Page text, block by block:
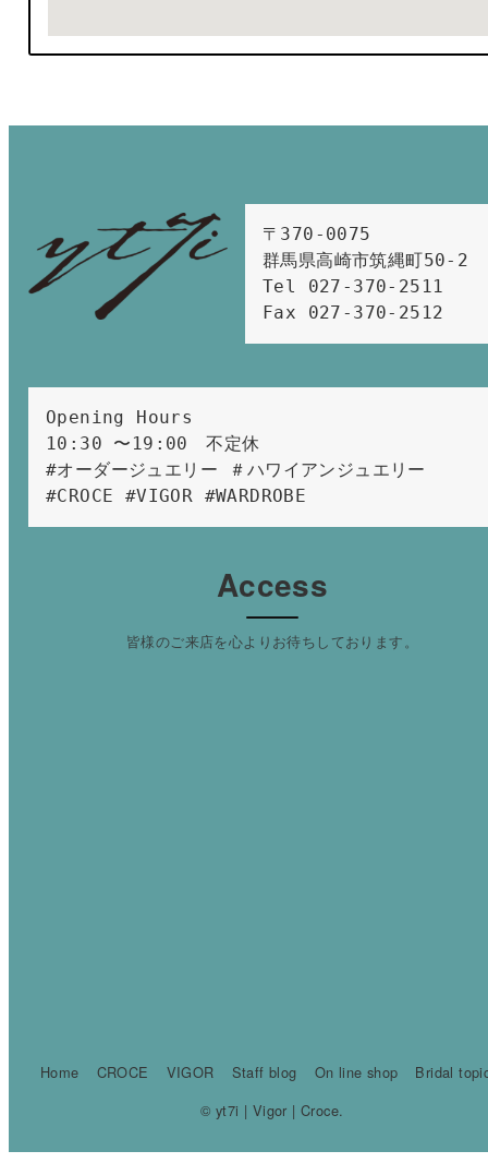
〒370-0075
群馬県高崎市筑縄町50-2
Tel 027-370-2511
Fax 027-370-2512
Opening Hours
10:30 〜19:00　不定休
#オーダージュエリー ＃ハワイアンジュエリー
#CROCE #VIGOR #WARDROBE
Access
皆様のご来店を心よりお待ちしております。
Home CROCE VIGOR Staff blog On line shop
Bridal
© yt7i | Vigor | Croce.